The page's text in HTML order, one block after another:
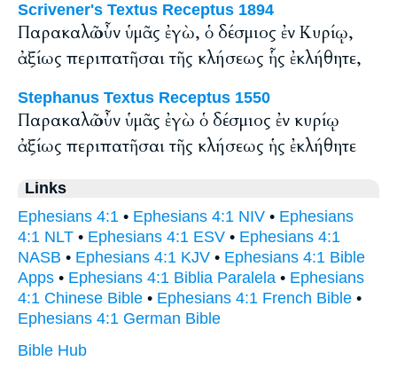
Scrivener's Textus Receptus 1894
Παρακαλῶ οὖν ὑμᾶς ἐγὼ, ὁ δέσμιος ἐν Κυρίῳ,
ἀξίως περιπατῆσαι τῆς κλήσεως ἧς ἐκλήθητε,
Stephanus Textus Receptus 1550
Παρακαλῶ οὖν ὑμᾶς ἐγὼ ὁ δέσμιος ἐν κυρίῳ
ἀξίως περιπατῆσαι τῆς κλήσεως ἡς ἐκλήθητε
Links
Ephesians 4:1 • Ephesians 4:1 NIV • Ephesians
4:1 NLT • Ephesians 4:1 ESV • Ephesians 4:1
NASB • Ephesians 4:1 KJV • Ephesians 4:1 Bible
Apps • Ephesians 4:1 Biblia Paralela • Ephesians
4:1 Chinese Bible • Ephesians 4:1 French Bible •
Ephesians 4:1 German Bible
Bible Hub